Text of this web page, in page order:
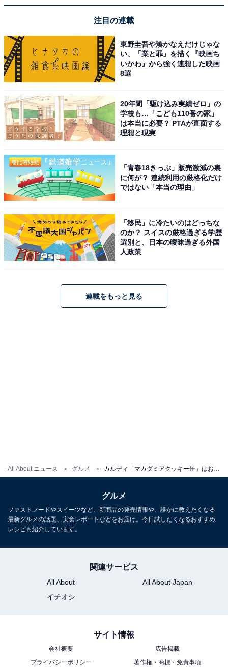
All About ニュース グルメ
マカダミアクッキーが入っているのが、キャニスター缶
です。クッキーが7枚入って637円という価格には思えな
しっかり閉じられます。
注目の連載
東野圭吾や湊かなえだけじゃな
い、「業と罪」を描く『映画ち
いかわ』から強く連想した映画
8選
20年間「駆け込み実績ゼロ」の
学校も…「こども110番の家」
は本当に必要？ PTAが直面する
理想と現実
「青春18きっぷ」販売激減の裏
に何が？ 連続利用の厳格化だけ
ではない「本当の理由」
「移民」に冷たいのはどっちな
のか？ スイスの厳格過ぎる学歴
選別と、日本の曖昧過ぎる外国
人政策
連載をもっと見る
グルメ
ファストフードやスイーツなど、新商品の発売情報や、誰かに教えたくなる
最新グルメの話題、実食レポートなどをお届け。今日試したくなるおすすめ
レシピも紹介しています。
関連サービス
All About
All About Japan
イチオシ
サイト情報
会社概要
広告掲載
プライバシーポリシー
著作権・商標・免責事項